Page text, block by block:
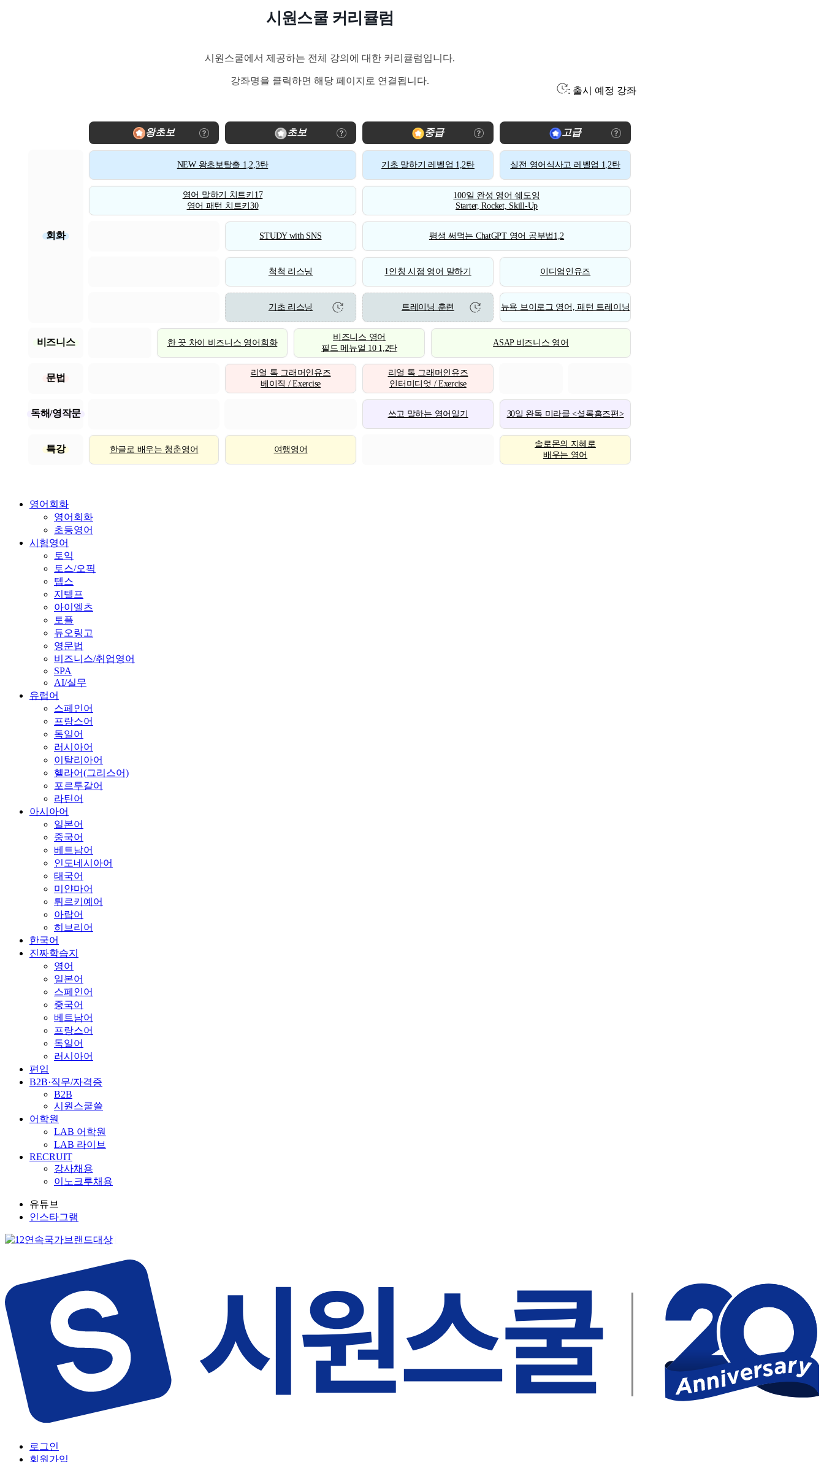
시원스쿨 커리큘럼
시원스쿨에서 제공하는 전체 강의에 대한 커리큘럼입니다.
강좌명을 클릭하면 해당 페이지로 연결됩니다.
: 출시 예정 강좌
왕초보 초보 중급 고급
회화
NEW 왕초보탈출 1,2,3탄 기초 말하기 레벨업 1,2탄 실전 영어식사고 레벨업 1,2탄
영어 말하기 치트키17
영어 패턴 치트키30
100일 완성 영어 쉐도잉
Starter, Rocket, Skill-Up
STUDY with SNS 평생 써먹는 ChatGPT 영어 공부법1,2
척척 리스닝 1인칭 시점 영어 말하기 이디엄인유즈
기초 리스닝 트레이닝 훈련 뉴욕 브이로그 영어, 패턴 트레이닝
비즈니스 한 끗 차이 비즈니스 영어회화
비즈니스 영어
필드 메뉴얼 10 1,2탄
ASAP 비즈니스 영어
문법
리얼 톡 그래머인유즈
베이직 / Exercise
리얼 톡 그래머인유즈
인터미디엇 / Exercise
독해/영작문 쓰고 말하는 영어일기 30일 완독 미라클 <셜록홈즈편>
특강 한글로 배우는 청춘영어 여행영어
솔로몬의 지혜로
배우는 영어
영어회화
영어회화
초등영어
시험영어
토익
토스/오픽
텝스
지텔프
아이엘츠
토플
듀오링고
영문법
비즈니스/취업영어
SPA
AI/실무
유럽어
스페인어
프랑스어
독일어
러시아어
이탈리아어
헬라어(그리스어)
포르투갈어
라틴어
아시아어
일본어
중국어
베트남어
인도네시아어
태국어
미얀마어
튀르키예어
아랍어
히브리어
한국어
진짜학습지
영어
일본어
스페인어
중국어
베트남어
프랑스어
독일어
러시아어
편입
B2B·직무/자격증
B2B
시원스쿨쓸
어학원
LAB 어학원
LAB 라이브
RECRUIT
강사채용
이노크루채용
유튜브
인스타그램
로그인
회원가입